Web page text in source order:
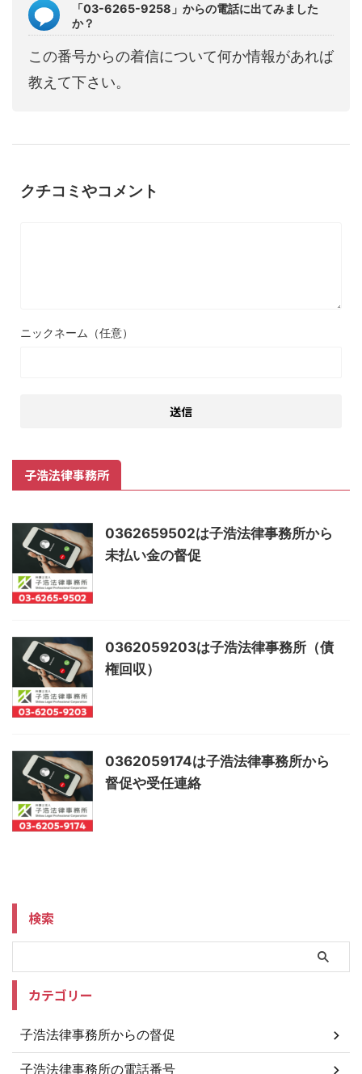
「03-6265-9258」からの電話に出てみました
か？
この番号からの着信について何か情報があれば
教えて下さい。
クチコミやコメント
ニックネーム（任意）
子浩法律事務所
0362659502は子浩法律事務所から
未払い金の督促
0362059203は子浩法律事務所（債
権回収）
0362059174は子浩法律事務所から
督促や受任連絡
検索
カテゴリー
子浩法律事務所からの督促
子浩法律事務所の電話番号